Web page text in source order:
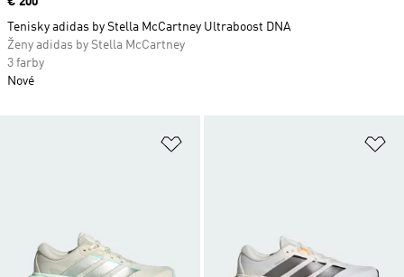
Pridať do zoznamu želaných
Tenisky adidas by Stella McCartney Ultraboost DNA
Ženy adidas by Stella McCartney
3 farby
Nové